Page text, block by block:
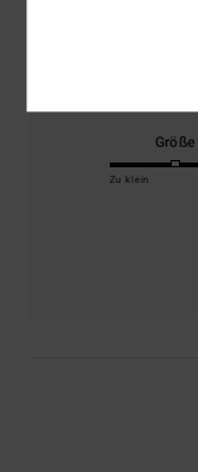
Größe
Zu klein